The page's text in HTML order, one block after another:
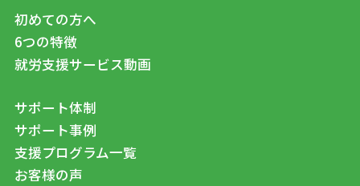
初めての方へ
6つの特徴
就労支援サービス動画
サポート体制
サポート事例
支援プログラム一覧
お客様の声